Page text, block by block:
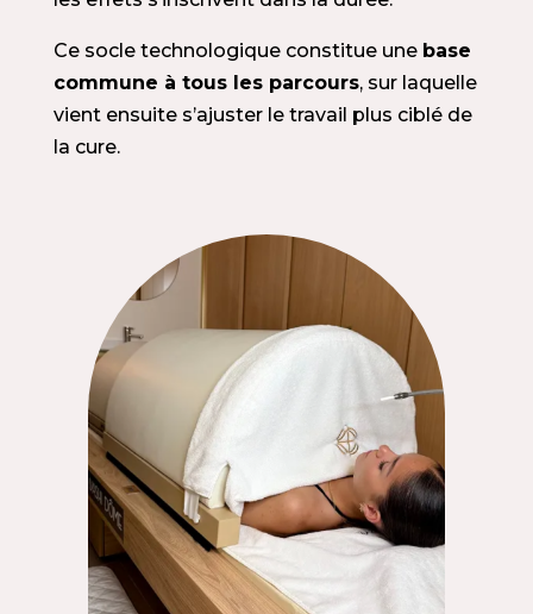
Ce socle technologique constitue une base
commune à tous les parcours, sur laquelle
vient ensuite s’ajuster le travail plus ciblé de
la cure.